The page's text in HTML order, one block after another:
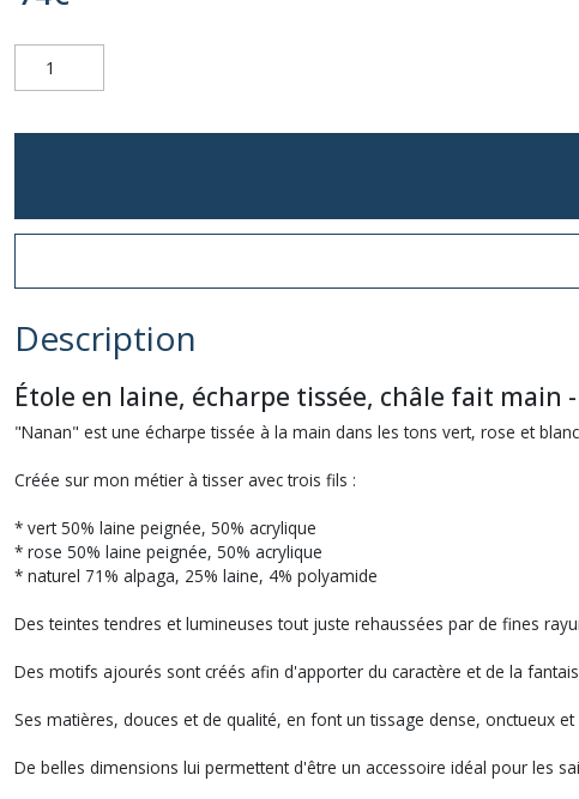
Description
Étole en laine, écharpe tissée, châle fait main
"Nanan" est une écharpe tissée à la main dans les tons vert, rose et
Créée sur mon métier à tisser avec trois fils :
* vert 50% laine peignée, 50% acrylique
* rose 50% laine peignée, 50% acrylique
* naturel 71% alpaga, 25% laine, 4% polyamide
Des teintes tendres et lumineuses tout juste rehaussées par de fines
Des motifs ajourés sont créés afin d'apporter du caractère et de la
Ses matières, douces et de qualité, en font un tissage dense, onctueux
De belles dimensions lui permettent d'être un accessoire idéal pour les